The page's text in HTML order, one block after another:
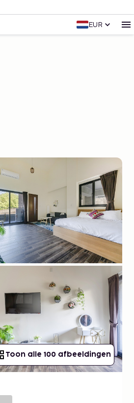
EUR
Toon alle 100 afbeeldingen